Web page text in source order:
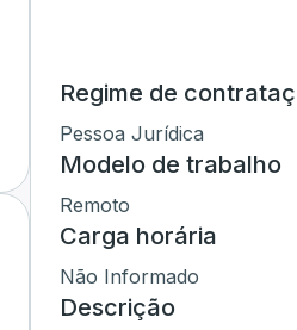
Regime de
Pessoa Jurídica
Modelo de trabalho
Remoto
Carga horária
Não Informado
Descrição